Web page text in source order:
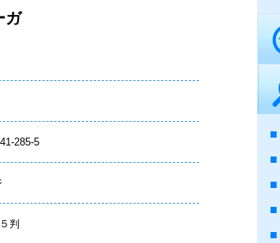
ガ
285-5
判